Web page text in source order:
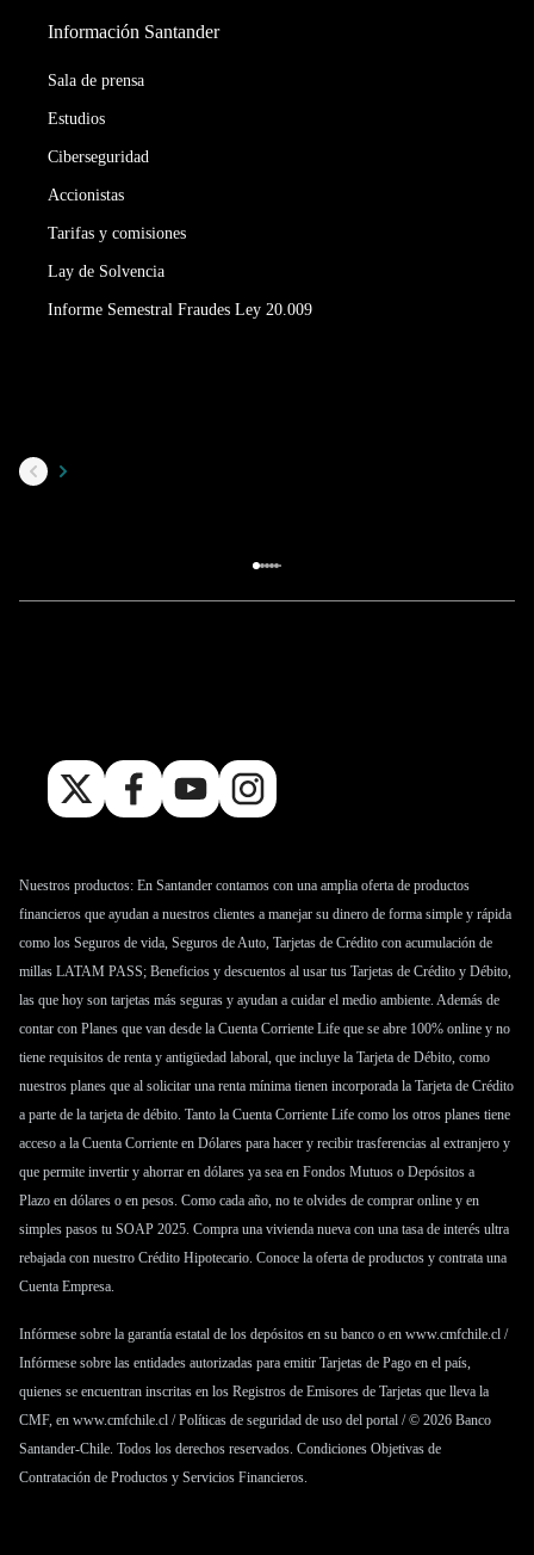
Información Santander
Sala de prensa
Estudios
Ciberseguridad
Accionistas
Tarifas y comisiones
Lay de Solvencia
Informe Semestral Fraudes Ley 20.009
Nuestros productos: En Santander contamos con una amplia oferta de productos
financieros que ayudan a nuestros clientes a manejar su dinero de forma simple y rápida
como los Seguros de vida, Seguros de Auto, Tarjetas de Crédito con acumulación de
millas LATAM PASS; Beneficios y descuentos al usar tus Tarjetas de Crédito y Débito,
las que hoy son tarjetas más seguras y ayudan a cuidar el medio ambiente. Además de
contar con Planes que van desde la Cuenta Corriente Life que se abre 100% online y no
tiene requisitos de renta y antigüedad laboral, que incluye la Tarjeta de Débito, como
nuestros planes que al solicitar una renta mínima tienen incorporada la Tarjeta de Crédito
a parte de la tarjeta de débito. Tanto la Cuenta Corriente Life como los otros planes tiene
acceso a la Cuenta Corriente en Dólares para hacer y recibir trasferencias al extranjero y
que permite invertir y ahorrar en dólares ya sea en Fondos Mutuos o Depósitos a
Plazo en dólares o en pesos. Como cada año, no te olvides de comprar online y en
simples pasos tu SOAP 2025. Compra una vivienda nueva con una tasa de interés ultra
rebajada con nuestro Crédito Hipotecario. Conoce la oferta de productos y contrata una
Cuenta Empresa.
Infórmese sobre la garantía estatal de los depósitos en su banco o en www.cmfchile.cl /
Infórmese sobre las entidades autorizadas para emitir Tarjetas de Pago en el país,
quienes se encuentran inscritas en los Registros de Emisores de Tarjetas que lleva la
CMF, en www.cmfchile.cl /Políticas de seguridad de uso del portal / © 2026 Banco
Santander-Chile. Todos los derechos reservados. Condiciones Objetivas de
Contratación de Productos y Servicios Financieros.